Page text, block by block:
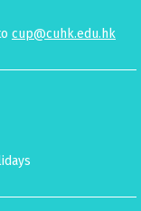
cup@cuhk.edu.hk